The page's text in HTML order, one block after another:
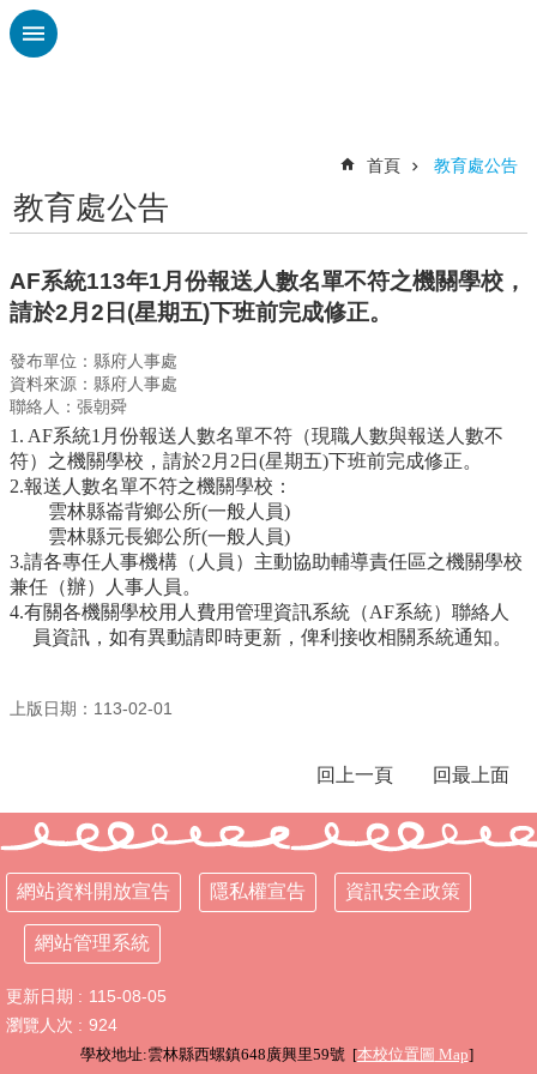
跳到主要內容區塊
認
興
刊
專
欄
校
園
行
政
處
課
校
務
E
化
學
校
相
關
首頁 教育處公告
教育處公告
AF系統113年1月份報送人數名單不符之機關學校，
請於2月2日(星期五)下班前完成修正。
發布單位：縣府人事處
資料來源：縣府人事處
聯絡人：張朝舜
1. AF系統1月份報送人數名單不符（現職人數與報送人數不
符）之機關學校，請於2月2日(星期五)下班前完成修正。
2.報送人數名單不符之機關學校：
雲林縣崙背鄉公所(一般人員)
雲林縣元長鄉公所(一般人員)
3.請各專任人事機構（人員）主動協助輔導責任區之機關學校
兼任（辦）人事人員。
4.有關各機關學校用人費用管理資訊系統（AF系統）聯絡人
員資訊，如有異動請即時更新，俾利接收相關系統通知。
上版日期：113-02-01
回上一頁 回最上面
網站資料開放宣告 隱私權宣告 資訊安全政策
網站管理系統
更新日期
115-08-05
瀏覽人次
924
學校地址:雲林縣西螺鎮648廣興里59號 [本校位置圖 Map]